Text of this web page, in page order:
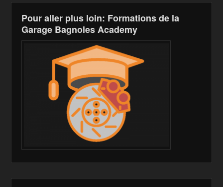
Pour aller plus loin: Formations de la
Garage Bagnoles Academy